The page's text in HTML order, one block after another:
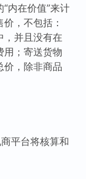
内在价值”来计
，不包括：
，并且没有在
用；寄送货物
价，除非商品
平台将核算和